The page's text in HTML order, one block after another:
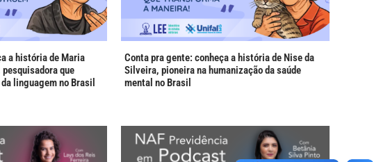
a história de Maria
pesquisadora que
linguagem no Brasil
Conta pra gente: conheça a história de Nise da
Silveira, pioneira na humanização da saúde
mental no Brasil